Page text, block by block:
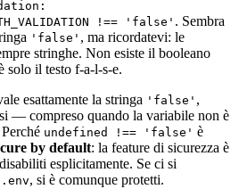
!== 'false' . Sembra
'false' , ma ricordatevi: le
stringhe. Non esiste il booleano
il testo f-a-l-s-e.
esattamente la stringa 'false' ,
— compreso quando la variabile non è
undefined !== 'false' è
by default: la feature di sicurezza è
esplicitamente. Se ci si
.env, si è comunque protetti.